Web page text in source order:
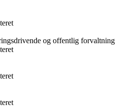
og offentlig forvaltning